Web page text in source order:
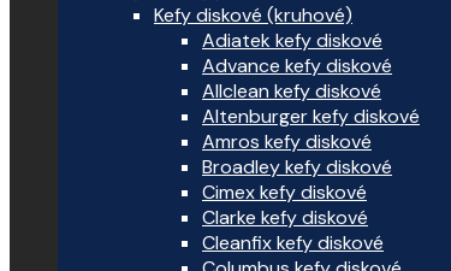
Kefy diskové (kruhové)
Adiatek kefy diskové
Advance kefy diskové
Allclean kefy diskové
Altenburger kefy diskové
Amros kefy diskové
Broadley kefy diskové
Cimex kefy diskové
Clarke kefy diskové
Cleanfix kefy diskové